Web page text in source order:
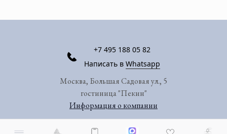
+7 495 188 05 82
Написать в Whatsapp
Москва, Большая Садовая ул., 5
гостиница "Пекин"
Информация о компании